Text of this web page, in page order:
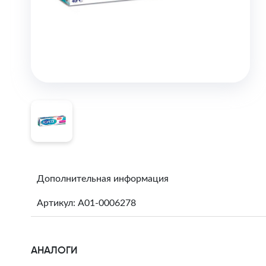
Дополнительная информация
Артикул: A01-0006278
АНАЛОГИ